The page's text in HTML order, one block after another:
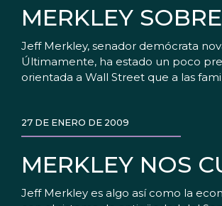
MERKLEY
Jeff Merkley, senador demócrata
Últimamente, ha estado un poco
orientada a Wall Street que a las
MERKLEY NOS
27 DE ENERO DE 2009
Jeff Merkley es algo así como la